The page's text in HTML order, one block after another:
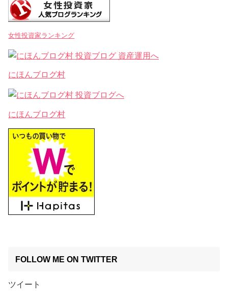
女性投資家ランキング
にほんブログ村
にほんブログ村
FOLLOW ME ON TWITTER
ツイート